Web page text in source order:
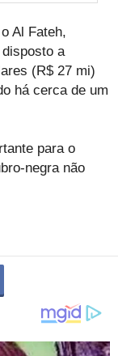
Al Fateh,
a
(R$ 27 mi)
há cerca de um
para o
negra não